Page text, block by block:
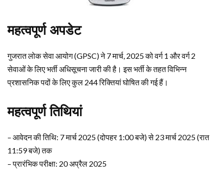
महत्वपूर्ण अपडेट
गुजरात लोक सेवा आयोग (GPSC) ने 7 मार्च, 2025 को वर्ग 1 और वर्ग 2
सेवाओं के लिए भर्ती अधिसूचना जारी की है। इस भर्ती के तहत विभिन्न
प्रशासनिक पदों के लिए कुल 244 रिक्तियां घोषित की गई हैं।
महत्वपूर्ण तिथियां
– आवेदन की तिथि: 7 मार्च 2025 (दोपहर 1:00 बजे) से 23 मार्च 2025 (रात
11:59 बजे) तक
– प्रारंभिक परीक्षा: 20 अप्रैल 2025